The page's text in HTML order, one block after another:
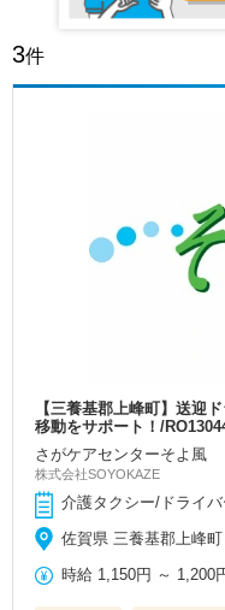
3件
【三養基郡上峰町】送迎
移動をサポート！/
さがケアセンターそよ風
株式会社SOYOKAZE
介護タクシー/ドライ
佐賀県 三養基郡上峰
時給 1,150円 ～ 1,200